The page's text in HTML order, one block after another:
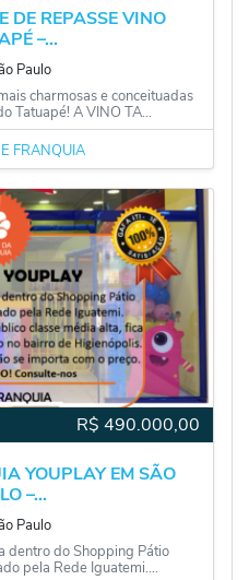
DE REPASSE VINO
–...
Paulo
charmosas e conceituadas
Tatuapé! A VINO TA...
FRANQUIA
R$ 490.000,00
YOUPLAY EM SÃO
–...
Paulo
dentro do Shopping Pátio
pela Rede Iguatemi....